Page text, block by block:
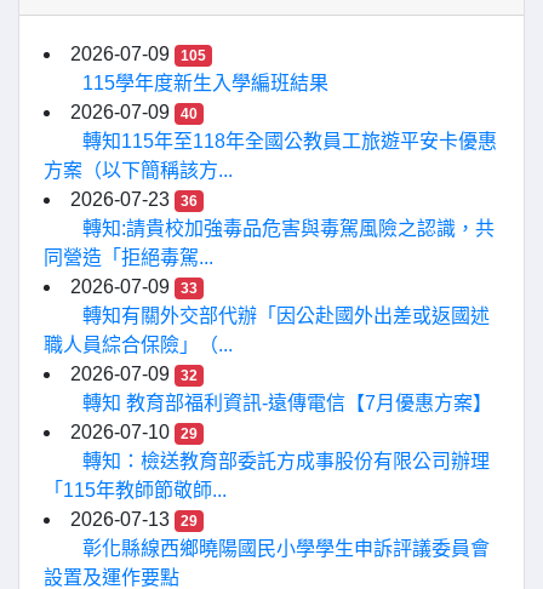
2026-07-09 105
115學年度新生入學編班結果
2026-07-09
40
轉知115年至118年全國公教員工旅遊平安卡優惠
方案（以下簡稱該方...
2026-07-23
36
轉知:請貴校加強毒品危害與毒駕風險之認識，共
同營造「拒絕毒駕...
2026-07-09
33
轉知有關外交部代辦「因公赴國外出差或返國述
職人員綜合保險」（...
2026-07-09
32
轉知 教育部福利資訊-遠傳電信【7月優惠方案】
2026-07-10
29
轉知：檢送教育部委託方成事股份有限公司辦理
「115年教師節敬師...
2026-07-13
29
彰化縣線西鄉曉陽國民小學學生申訴評議委員會
設置及運作要點